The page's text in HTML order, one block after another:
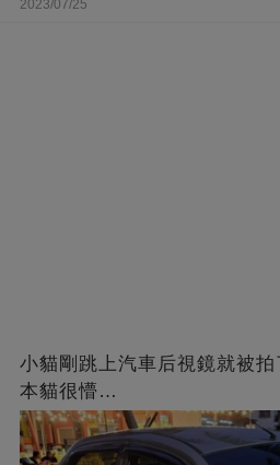
2023/07/25
小貓剛跳上汽車后視鏡就被
本貓很懵…